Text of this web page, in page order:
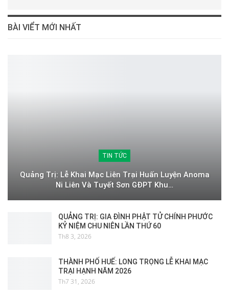
BÀI VIỂT MỚI NHẤT
TIN TỨC
Quảng Trị: Lễ Khai Mạc Liên Trại Huấn Luyện Anoma
Ni Liên Và Tuyết Sơn GĐPT Khu…
QUẢNG TRỊ: GIA ĐÌNH PHẬT TỬ CHÍNH PHƯỚC
KỶ NIỆM CHU NIÊN LẦN THỨ 60
Th8 3, 2026
THÀNH PHỐ HUẾ: LONG TRỌNG LỄ KHAI MẠC
TRẠI HẠNH NĂM 2026
Th7 31, 2026